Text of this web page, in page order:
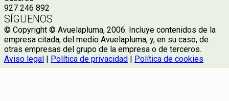
927 246 892
SÍGUENOS
© Copyright © Avuelapluma, 2006. Incluye contenidos de la
empresa citada, del medio Avuelapluma, y, en su caso, de
otras empresas del grupo de la empresa o de terceros.
Aviso legal
Política de privacidad Política de cookies